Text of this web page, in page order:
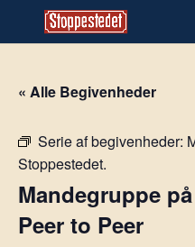
« Alle Begivenheder
Serie af begivenheder:
Stoppestedet.
Mandegruppe
Peer to Peer